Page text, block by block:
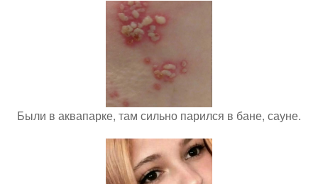
Были в аквапарке, там сильно парился в бане, сауне.